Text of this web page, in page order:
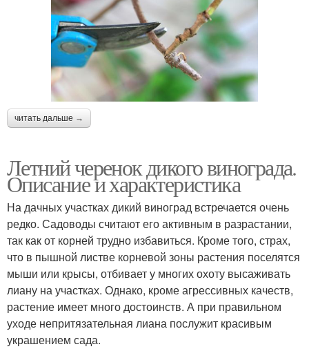
читать дальше →
Летний черенок дикого винограда.
Описание и характеристика
На дачных участках дикий виноград встречается очень
редко. Садоводы считают его активным в разрастании,
так как от корней трудно избавиться. Кроме того, страх,
что в пышной листве корневой зоны растения поселятся
мыши или крысы, отбивает у многих охоту высаживать
лиану на участках. Однако, кроме агрессивных качеств,
растение имеет много достоинств. А при правильном
уходе непритязательная лиана послужит красивым
украшением сада.